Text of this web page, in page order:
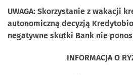
UWAGA: Skorzystanie z wakacji
autonomiczną decyzją
negatywne skutki Bank nie
INFORMACJA O